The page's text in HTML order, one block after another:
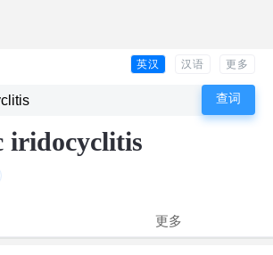
英汉 汉语 更多
iridocyclitis
更多